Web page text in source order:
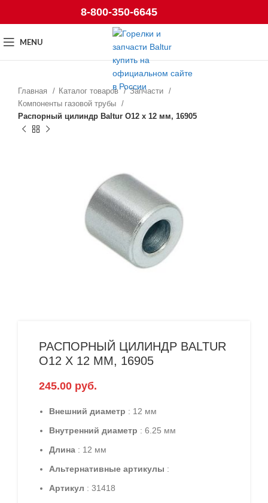
8-800-350-6645
MENU
Главная Каталог товаров
Запчасти
Компоненты газовой трубы
Распорный цилиндр Baltur O12 x 12 мм, 16905
РАСПОРНЫЙ ЦИЛИНДР BALTUR
O12 X 12 ММ, 16905
245.00 руб.
Внешний диаметр : 12 мм
Внутренний диаметр : 6.25 мм
Длина : 12 мм
Альтернативные артикулы :
Артикул : 31418